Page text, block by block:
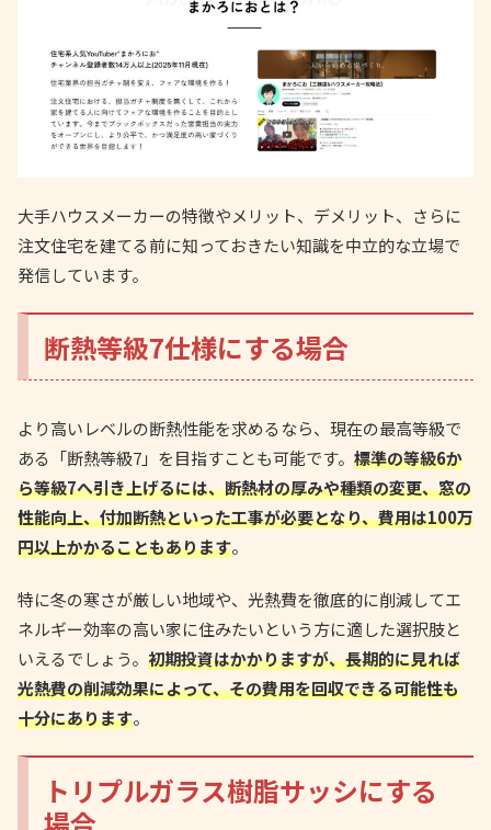
大手ハウスメーカーの特徴やメリット、デメリット、さらに
注文住宅を建てる前に知っておきたい知識を中立的な立場で
発信しています。
断熱等級7仕様にする場合
より高いレベルの断熱性能を求めるなら、現在の最高等級で
ある「断熱等級7」を目指すことも可能です。 標準の等級6か
ら等級7へ引き上げるには、断熱材の厚みや種類の変更、窓の
性能向上、付加断熱といった工事が必要となり、費用は100万
円以上かかることもあります。
特に冬の寒さが厳しい地域や、光熱費を徹底的に削減してエ
ネルギー効率の高い家に住みたいという方に適した選択肢と
いえるでしょう。 初期投資はかかりますが、長期的に見れば
光熱費の削減効果によって、その費用を回収できる可能性も
十分にあります。
トリプルガラス樹脂サッシにする